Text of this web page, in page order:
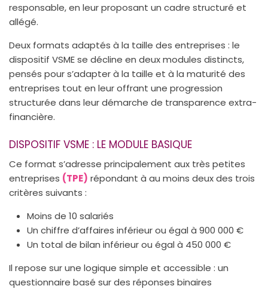
responsable, en leur proposant un cadre structuré et
allégé.
Deux formats adaptés à la taille des entreprises : le
dispositif VSME se décline en deux modules distincts,
pensés pour s’adapter à la taille et à la maturité des
entreprises tout en leur offrant une progression
structurée dans leur démarche de transparence extra-
financière.
DISPOSITIF VSME : LE MODULE BASIQUE
Ce format s’adresse principalement aux très petites
entreprises (TPE) répondant à au moins deux des trois
critères suivants :
Moins de 10 salariés
Un chiffre d’affaires inférieur ou égal à 900 000 €
Un total de bilan inférieur ou égal à 450 000 €
Il repose sur une logique simple et accessible : un
questionnaire basé sur des réponses binaires